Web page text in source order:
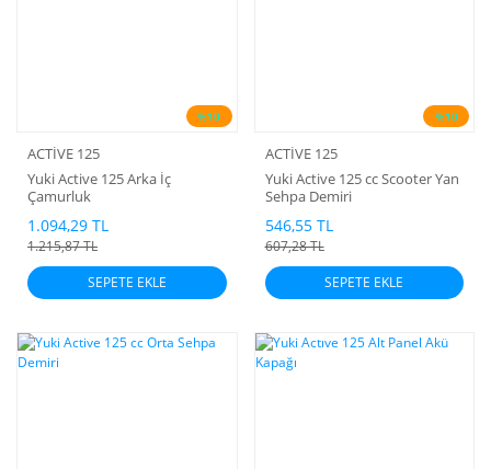
%10
ACTİVE 125
Yuki Active 125 Arka İç
Çamurluk
1.094,29 TL
1.215,87 TL
SEPETE EKLE
%10
ACTİVE 125
Yuki Active 125 cc Scooter Yan
Sehpa Demiri
546,55 TL
607,28 TL
SEPETE EKLE